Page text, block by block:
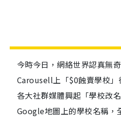
今時今日，網絡世界認真無
Carousell上「$0蝕賣學校」
各大社群媒體興起「學校改
Google地圖上的學校名稱，